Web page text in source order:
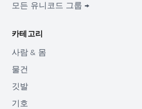
모든 유니코드 그룹 →
카테고리
사람 & 몸
물건
깃발
기호